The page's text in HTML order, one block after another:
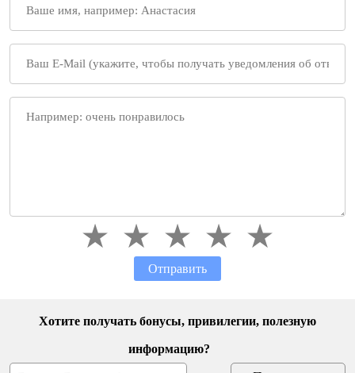
Отправить
Хотите получать бонусы, привилегии, полезную
информацию?